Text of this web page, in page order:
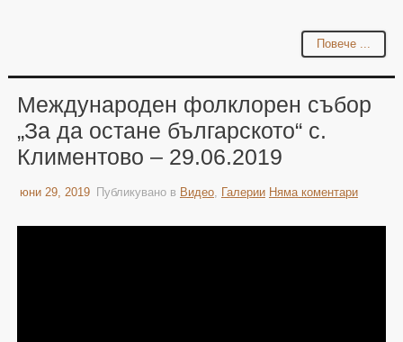
Повече ...
Международен фолклорен събор
„За да остане българското“ с.
Климентово – 29.06.2019
юни 29, 2019 Публикувано в Видео, Галерии Няма коментари